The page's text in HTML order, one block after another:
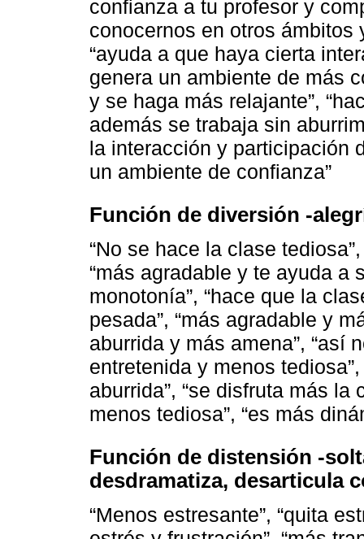
confianza a tu profesor y
conocernos en otros ámbitos
“ayuda a que haya cierta
genera un ambiente de más
y se haga más relajante”,
además se trabaja sin
la interacción y participación
un ambiente de confianza”
Función de diversión -
“No se hace la clase
“más agradable y te ayuda a
monotonía”, “hace que la
pesada”, “más agradable y
aburrida y más amena”, “así
entretenida y menos
aburrida”, “se disfruta más la
menos tediosa”, “es más
Función de distensión -
desdramatiza, desarticula
“Menos estresante”, “quita